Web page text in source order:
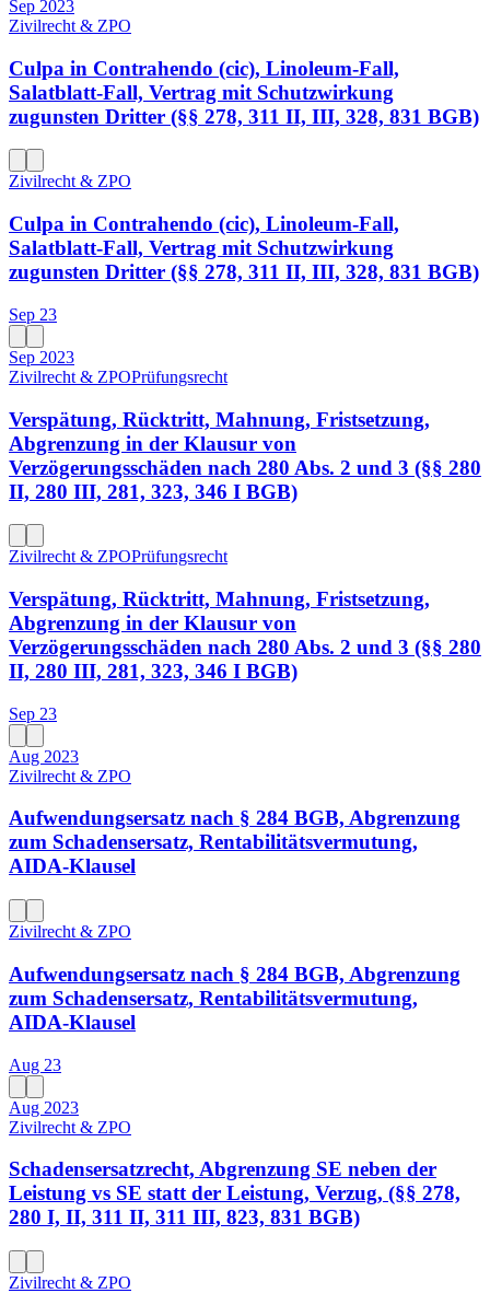
Sep 2023
Zivilrecht & ZPO
Culpa in Contrahendo (cic), Linoleum-Fall,
Salatblatt-Fall, Vertrag mit Schutzwirkung
zugunsten Dritter (§§ 278, 311 II, III, 328, 831 BGB)
Zivilrecht & ZPO
Culpa in Contrahendo (cic), Linoleum-Fall,
Salatblatt-Fall, Vertrag mit Schutzwirkung
zugunsten Dritter (§§ 278, 311 II, III, 328, 831 BGB)
Sep 23
Sep 2023
Zivilrecht & ZPOPrüfungsrecht
Verspätung, Rücktritt, Mahnung, Fristsetzung,
Abgrenzung in der Klausur von
Verzögerungsschäden nach 280 Abs. 2 und 3 (§§ 280
II, 280 III, 281, 323, 346 I BGB)
Zivilrecht & ZPOPrüfungsrecht
Verspätung, Rücktritt, Mahnung, Fristsetzung,
Abgrenzung in der Klausur von
Verzögerungsschäden nach 280 Abs. 2 und 3 (§§ 280
II, 280 III, 281, 323, 346 I BGB)
Sep 23
Aug 2023
Zivilrecht & ZPO
Aufwendungsersatz nach § 284 BGB, Abgrenzung
zum Schadensersatz, Rentabilitätsvermutung,
AIDA-Klausel
Zivilrecht & ZPO
Aufwendungsersatz nach § 284 BGB, Abgrenzung
zum Schadensersatz, Rentabilitätsvermutung,
AIDA-Klausel
Aug 23
Aug 2023
Zivilrecht & ZPO
Schadensersatzrecht, Abgrenzung SE neben der
Leistung vs SE statt der Leistung, Verzug, (§§ 278,
280 I, II, 311 II, 311 III, 823, 831 BGB)
Zivilrecht & ZPO